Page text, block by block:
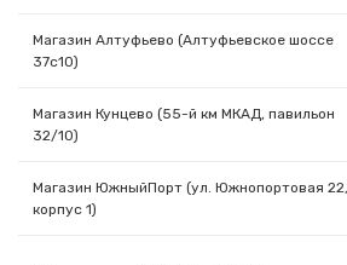
Магазин Алтуфьево (Алтуфьевское шоссе
37с10)
Магазин Кунцево (55-й км МКАД, павильон
32/10)
Магазин ЮжныйПорт (ул. Южнопортовая 22,
корпус 1)